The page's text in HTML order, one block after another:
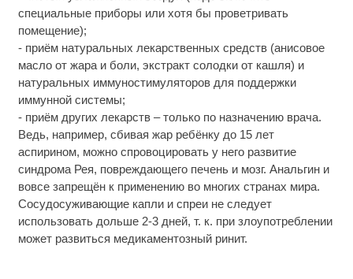
специальные приборы или хотя бы проветривать
помещение);
- приём натуральных лекарственных средств (анисовое
масло от жара и боли, экстракт солодки от кашля) и
натуральных иммуностимуляторов для поддержки
иммунной системы;
- приём других лекарств – только по назначению врача.
Ведь, например, сбивая жар ребёнку до 15 лет
аспирином, можно спровоцировать у него развитие
синдрома Рея, повреждающего печень и мозг. Анальгин и
вовсе запрещён к применению во многих странах мира.
Сосудосуживающие капли и спреи не следует
использовать дольше 2-3 дней, т. к. при злоупотреблении
может развиться медикаментозный ринит.